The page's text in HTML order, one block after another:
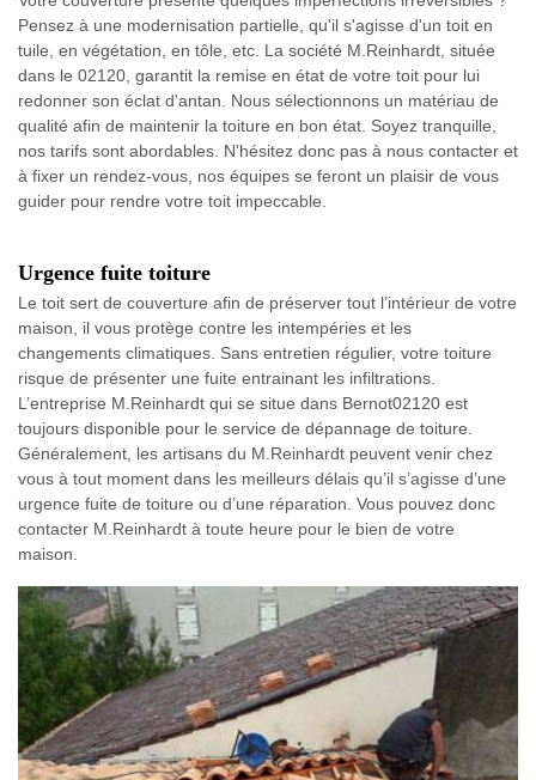
Pensez à une modernisation partielle, qu'il s'agisse d'un toit en
tuile, en végétation, en tôle, etc. La société M.Reinhardt, située
dans le 02120, garantit la remise en état de votre toit pour lui
redonner son éclat d'antan. Nous sélectionnons un matériau de
qualité afin de maintenir la toiture en bon état. Soyez tranquille,
nos tarifs sont abordables. N'hésitez donc pas à nous contacter et
à fixer un rendez-vous, nos équipes se feront un plaisir de vous
guider pour rendre votre toit impeccable.
Urgence fuite toiture
Le toit sert de couverture afin de préserver tout l’intérieur de votre
maison, il vous protège contre les intempéries et les
changements climatiques. Sans entretien régulier, votre toiture
risque de présenter une fuite entrainant les infiltrations.
L’entreprise M.Reinhardt qui se situe dans Bernot02120 est
toujours disponible pour le service de dépannage de toiture.
Généralement, les artisans du M.Reinhardt peuvent venir chez
vous à tout moment dans les meilleurs délais qu’il s’agisse d’une
urgence fuite de toiture ou d’une réparation. Vous pouvez donc
contacter M.Reinhardt à toute heure pour le bien de votre
maison.